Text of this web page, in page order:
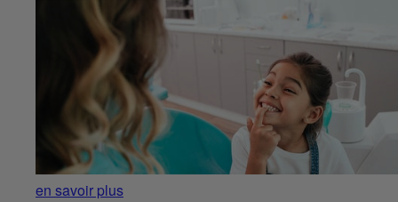
en savoir plus